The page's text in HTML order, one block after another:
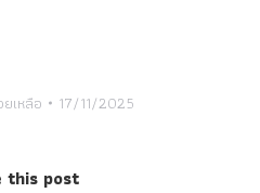
ยเหลือ 17/11/2025
this post